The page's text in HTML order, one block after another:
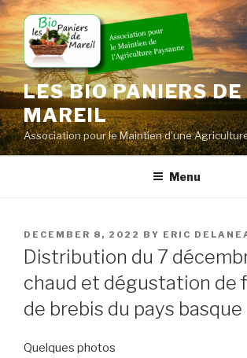
Skip
to
content
LES BIO PANIERS DE
MAREIL
Association pour le Maintien d'une
Menu
POSTED
ON
DECEMBER 8, 2022 BY ERIC
Distribution du 7
chaud et dégustation de
de brebis du pays basque
Quelques photos